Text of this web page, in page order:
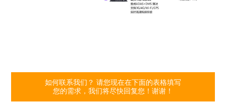
如何联系我们？ 请您现在在下面的表格填写
您的需求，我们将尽快回复您！谢谢！